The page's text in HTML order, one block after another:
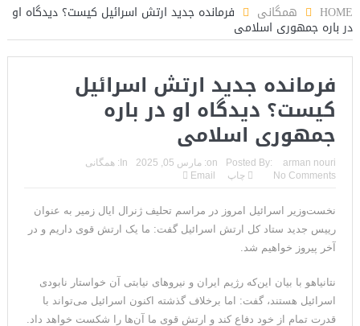
HOME همگانی فرمانده جدید ارتش اسرائیل کیست؟ دیدگاه‌ او
در باره‌ جمهوری اسلامی
فرمانده جدید ارتش اسرائیل
کیست؟ دیدگاه‌ او در باره‌
جمهوری اسلامی
Posted By: arman nouri
on: مارس 05, 2025 In: همگانی
No Comments
چاپ Email
نخست‌وزیر اسرائیل امروز در مراسم تحلیف ژنرال ایال زمیر به عنوان
رییس جدید ستاد کل ارتش اسرائیل گفت: ما یک ارتش قوی داریم و در
آخر پیروز خواهیم شد.
نتانیاهو با بیان این‌که رژیم ایران و نیروهای نیابتی آن خواستار نابودی
اسرائیل هستند، گفت: اما برخلاف گذشته اکنون اسرائیل می‌تواند با
قدرت تمام از خود دفاع کند و ارتش قوی ما آن‌ها را شکست خواهد داد.